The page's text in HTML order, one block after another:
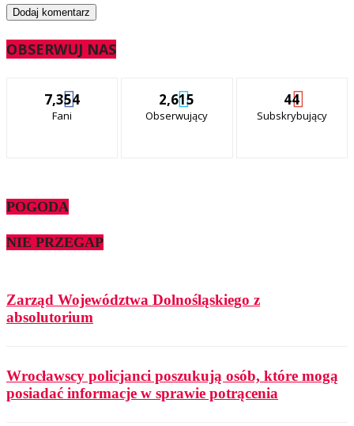
OBSERWUJ NAS
7,354
Fani
2,615
Obserwujący
44
Subskrybujący
POGODA
NIE PRZEGAP
Zarząd Województwa Dolnośląskiego z
absolutorium
Wrocławscy policjanci poszukują osób, które mogą
posiadać informacje w sprawie potrącenia